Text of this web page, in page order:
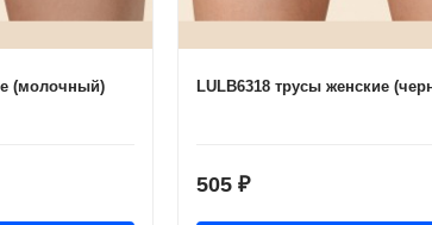
(молочный) LULB6318 трусы женские
505 ₽